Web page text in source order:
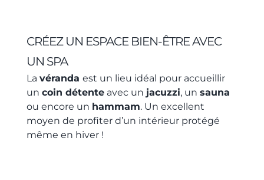
CRÉEZ UN ESPACE BIEN-ÊTRE AVEC
UN SPA
La véranda est un lieu idéal pour accueillir
un coin détente avec un jacuzzi, un sauna
ou encore un hammam. Un excellent
moyen de profiter d’un intérieur protégé
même en hiver !